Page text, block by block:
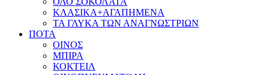
ΚΛΑΣΙΚΑ+ΑΓΑΠΗΜΕΝΑ
ΤΑ ΓΛΥΚΑ ΤΩΝ ΑΝΑΓΝΩΣΤΡΙΩΝ
ΠΟΤΑ
ΟΙΝΟΣ
ΜΠΙΡΑ
ΚΟΚΤΕΙΛ